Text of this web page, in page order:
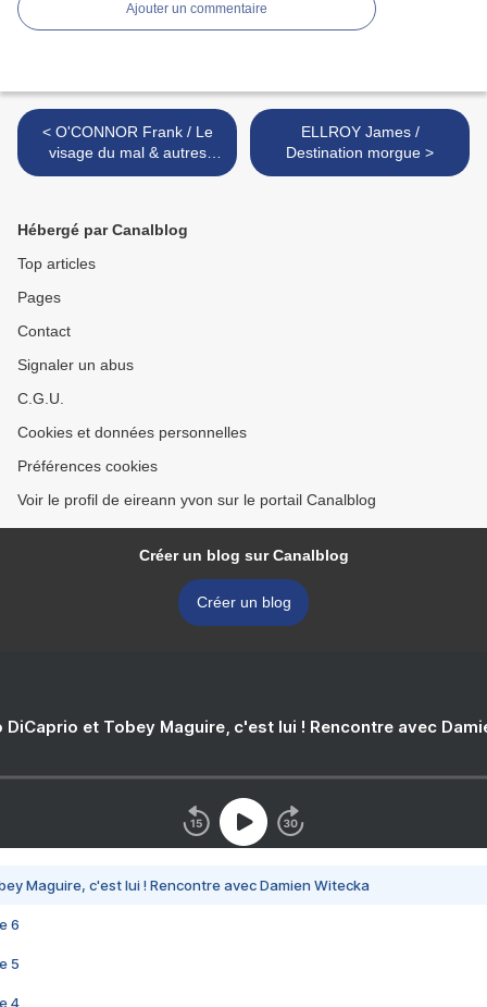
Ajouter un commentaire
< O'CONNOR Frank / Le
visage du mal & autres
nouvelles
ELLROY James /
Destination morgue >
Hébergé par Canalblog
Top articles
Pages
Contact
Signaler un abus
C.G.U.
Cookies et données personnelles
Préférences cookies
Voir le profil de eireann yvon sur le portail Canalblog
Créer un blog sur Canalblog
Créer un blog
DiCaprio et Tobey Maguire, c'est lui ! Rencontre avec
Maguire, c'est lui ! Rencontre avec Damien Witecka
6
5
4